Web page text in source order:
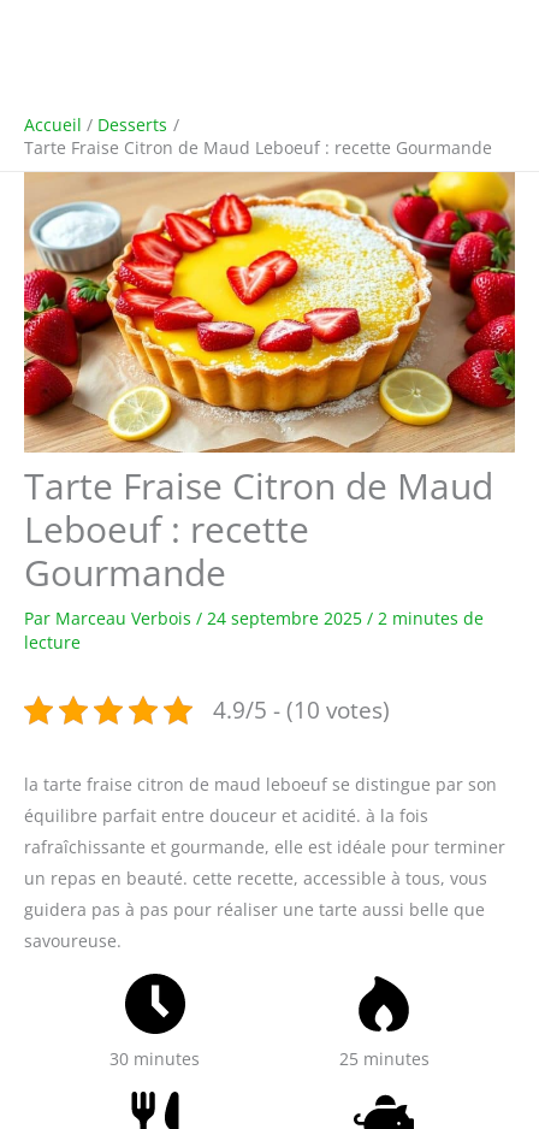
Accueil
Desserts
Tarte Fraise Citron de Maud Leboeuf : recette Gourmande
Tarte Fraise Citron de Maud
Leboeuf : recette
Gourmande
Par Marceau Verbois / 24 septembre 2025 / 2 minutes de
lecture
4.9/5 - (10 votes)
la tarte fraise citron de maud leboeuf se distingue par son
équilibre parfait entre douceur et acidité. à la fois
rafraîchissante et gourmande, elle est idéale pour terminer
un repas en beauté. cette recette, accessible à tous, vous
guidera pas à pas pour réaliser une tarte aussi belle que
savoureuse.
30 minutes 25 minutes